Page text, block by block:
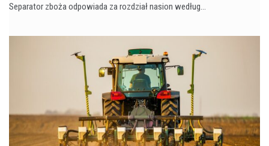
Separator zboża odpowiada za rozdział nasion według…